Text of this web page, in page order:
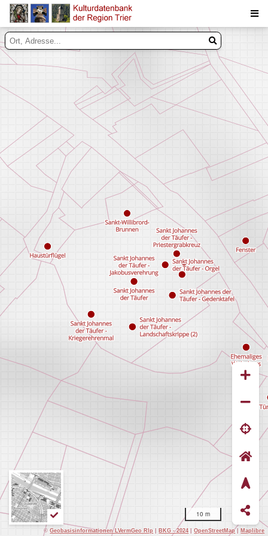
10 m
Suche
©Geobasisinformationen LVermGeo Rlp |BKG - 2024|OpenStreetMap|Maplibre